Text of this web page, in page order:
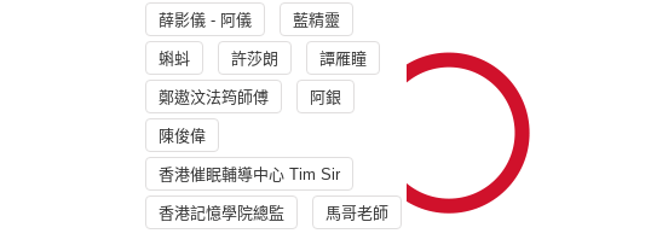
薛影儀 - 阿儀 藍精靈
蝌蚪 許莎朗 譚雁瞳
鄭遨汶法筠師傅 阿銀
陳俊偉
香港催眠輔導中心 Tim Sir
香港記憶學院總監 馬哥老師